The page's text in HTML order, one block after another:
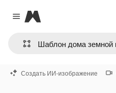
Close menu
Magnific
Создать ИИ-изображение